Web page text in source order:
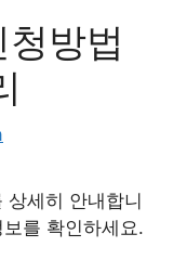
방법
상세히 안내합니
를 확인하세요.